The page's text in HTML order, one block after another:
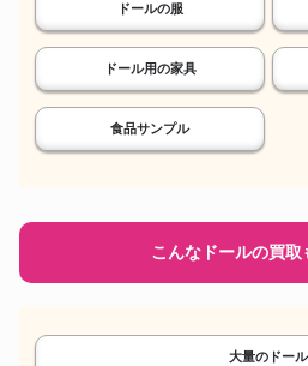
ドールの服
ドール用の家具
食品サンプル
こんなドールの買取
大量のドール